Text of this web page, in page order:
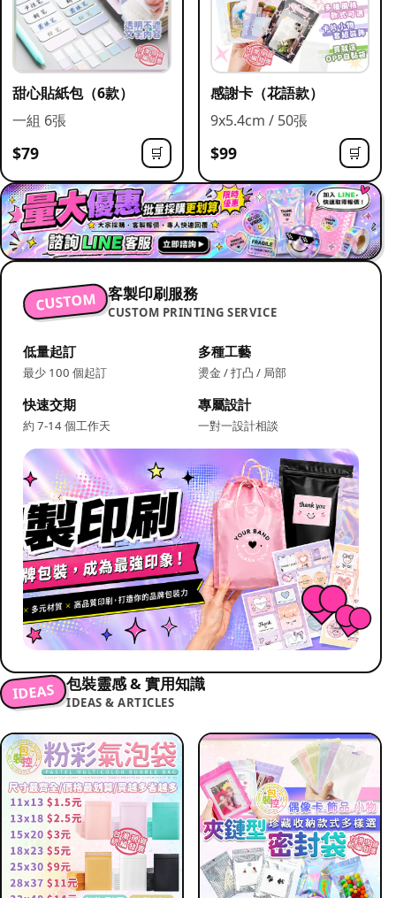
甜心貼紙包（6款）
一組 6張
$79 🛒
感謝卡（花語款）
9x5.4cm / 50張
$99 🛒
CUSTOM 客製印刷服務
CUSTOM PRINTING SERVICE
低量起訂
最少 100 個起訂
多種工藝
燙金 / 打凸 / 局部
快速交期
約 7-14 個工作天
專屬設計
一對一設計相談
IDEAS 包裝靈感 & 實用知識
IDEAS & ARTICLES